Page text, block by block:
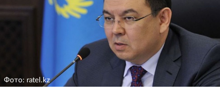
Фото: ratel.kz